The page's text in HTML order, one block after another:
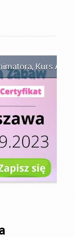
, Kurs